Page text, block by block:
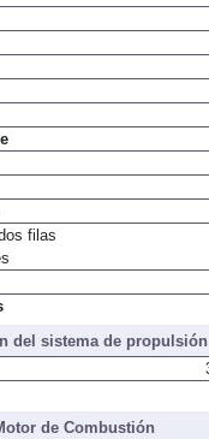
filas
del sistema de propulsión